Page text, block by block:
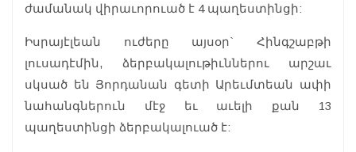
ժամանակ վիրաւորուած է 4 պաղեստինցի:
Իսրայէլեան ուժերը այսօր` Հինգշաբթի
լուսադէմին, ձերբակալութիւններու արշաւ
սկսած են Յորդանան գետի Արեւմտեան ափի
նահանգներուն մէջ եւ աւելի քան 13
պաղեստինցի ձերբակալուած է: